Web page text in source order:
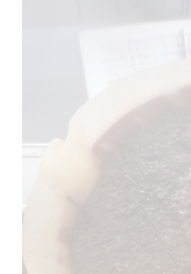
和歌山市で学
和歌山市
地元で実
コーヒー
地域なら
和歌山市
カフェイン摂
カフェイ